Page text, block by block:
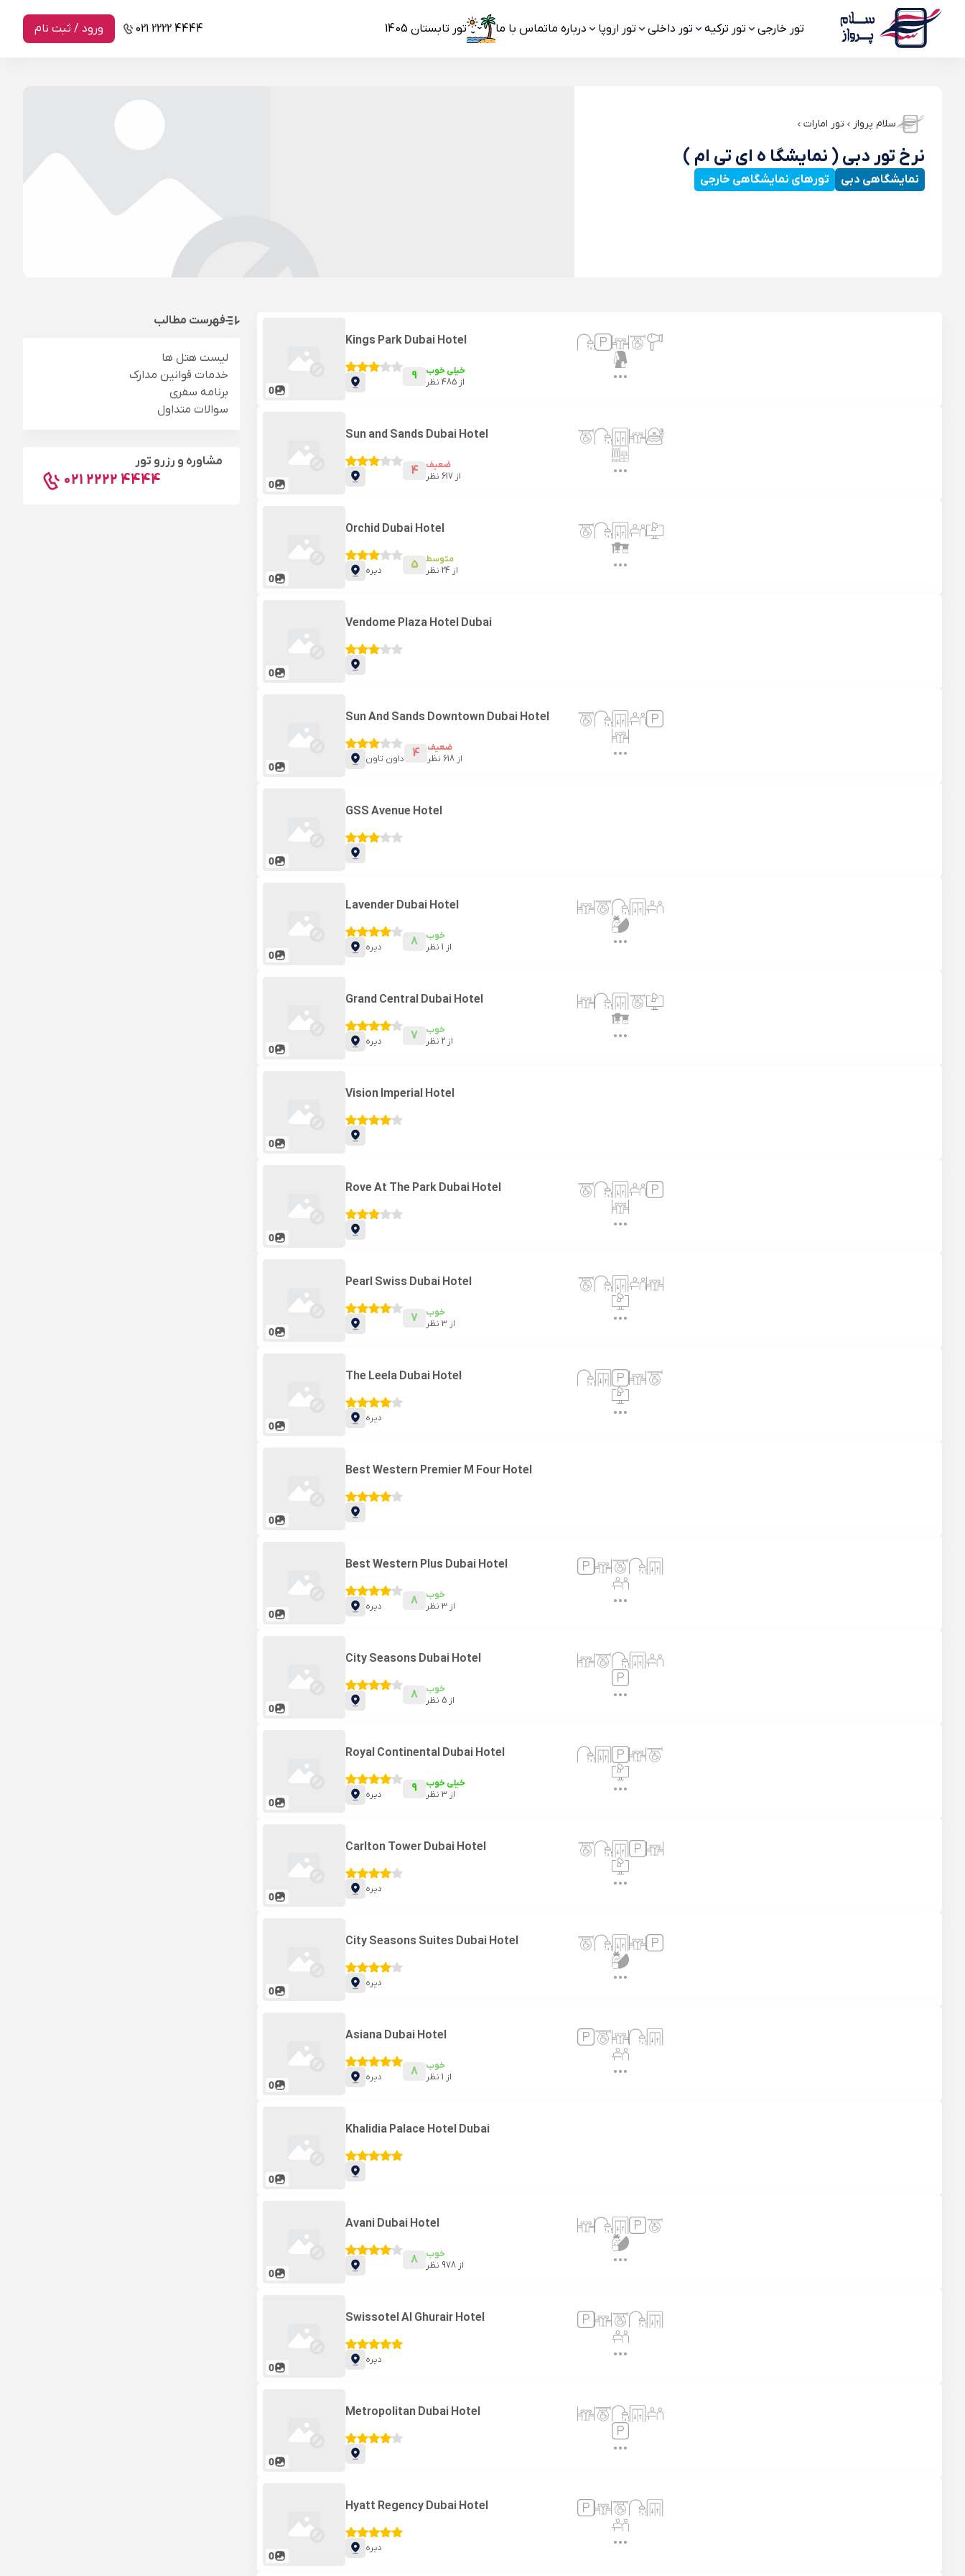
تور خارجی تور ترکیه تور داخلی تور اروپا درباره ماتماس با ما تور تابستان 1405 021 2222 4444 ورود / ثبت نام
سلام پرواز تور امارات
نرخ تور دبی ( نمایشگا ه ای تی ام )
نمایشگاهی دبی تورهای نمایشگاهی خارجی
0
Kings Park Dubai Hotel
9
خیلی خوب
از 485نظر
0
Sun and Sands Dubai Hotel
4
ضعیف
از 617 نظر
0
Orchid Dubai Hotel
دیره 5
متوسط
از 24نظر
0
Vendome Plaza Hotel Dubai
0
Sun And Sands Downtown Dubai Hotel
داون تاون 4
ضعیف
از 618 نظر
0
GSS Avenue Hotel
0
Lavender Dubai Hotel
دیره 8
خوب
از 1نظر
0
Grand Central Dubai Hotel
دیره 7
خوب
از 2نظر
0
Vision Imperial Hotel
0
Rove At The Park Dubai Hotel
0
Pearl Swiss Dubai Hotel
7
خوب
از 3نظر
0
The Leela Dubai Hotel
دیره
0
Best Western Premier M Four Hotel
0
Best Western Plus Dubai Hotel
دیره 8
خوب
از 3نظر
0
City Seasons Dubai Hotel
8
خوب
از 5 نظر
0
Royal Continental Dubai Hotel
دیره 9
خیلی خوب
از 3نظر
0
Carlton Tower Dubai Hotel
دیره
0
City Seasons Suites Dubai Hotel
دیره
0
Asiana Dubai Hotel
دیره 8
خوب
از 1نظر
0
Khalidia Palace Hotel Dubai
0
Avani Dubai Hotel
8
خوب
از 978 نظر
0
Swissotel Al Ghurair Hotel
دیره
0
Metropolitan Dubai Hotel
0
Hyatt Regency Dubai Hotel
دیره
فهرست مطالب
لیست هتل ها
خدمات قوانین مدارک
برنامه سفری
سوالات متداول
مشاوره و رزرو تور
021 2222 4444